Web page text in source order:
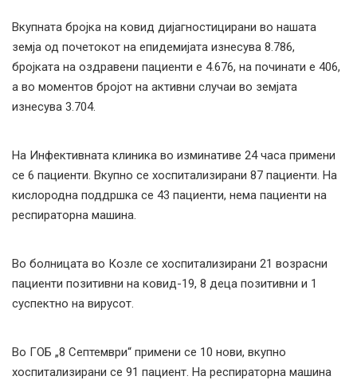
Вкупната бројка на ковид дијагностицирани во нашата
земја од почетокот на епидемијата изнесува 8.786,
бројката на оздравени пациенти е 4.676, на починати е 406,
а во моментов бројот на активни случаи во земјата
изнесува 3.704.
На Инфективната клиника во изминативе 24 часа примени
се 6 пациенти. Вкупно се хоспитализирани 87 пациенти. На
кислородна поддршка се 43 пациенти, нема пациенти на
респираторна машина.
Во болницата во Козле се хоспитализирани 21 возрасни
пациенти позитивни на ковид-19, 8 деца позитивни и 1
суспектно на вирусот.
Во ГОБ „8 Септември“ примени се 10 нови, вкупно
хоспитализирани се 91 пациент. На респираторна машина